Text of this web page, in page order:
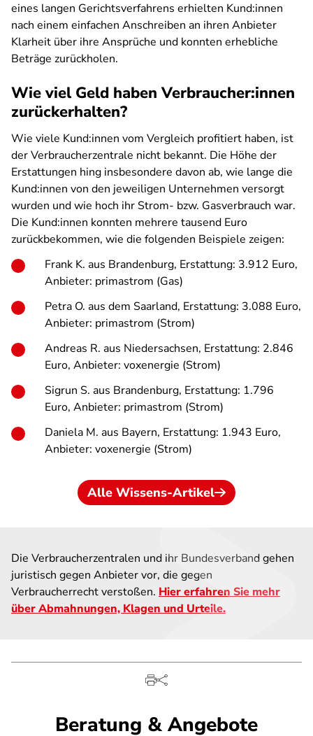
eines langen Gerichtsverfahrens erhielten Kund:innen
nach einem einfachen Anschreiben an ihren Anbieter
Klarheit über ihre Ansprüche und konnten erhebliche
Beträge zurückholen.
Wie viel Geld haben Verbraucher:innen
zurückerhalten?
Wie viele Kund:innen vom Vergleich profitiert haben, ist
der Verbraucherzentrale nicht bekannt. Die Höhe der
Erstattungen hing insbesondere davon ab, wie lange die
Kund:innen von den jeweiligen Unternehmen versorgt
wurden und wie hoch ihr Strom- bzw. Gasverbrauch war.
Die Kund:innen konnten mehrere tausend Euro
zurückbekommen, wie die folgenden Beispiele zeigen:
Frank K. aus Brandenburg, Erstattung: 3.912 Euro,
Anbieter: primastrom (Gas)
Petra O. aus dem Saarland, Erstattung: 3.088 Euro,
Anbieter: primastrom (Strom)
Andreas R. aus Niedersachsen, Erstattung: 2.846
Euro, Anbieter: voxenergie (Strom)
Sigrun S. aus Brandenburg, Erstattung: 1.796
Euro, Anbieter: primastrom (Strom)
Daniela M. aus Bayern, Erstattung: 1.943 Euro,
Anbieter: voxenergie (Strom)
Alle Wissens-Artikel
Die Verbraucherzentralen und ihr Bundesverband gehen
juristisch gegen Anbieter vor, die gegen
Verbraucherrecht verstoßen. Hier erfahren Sie mehr
über Abmahnungen, Klagen und Urteile.
Beratung & Angebote